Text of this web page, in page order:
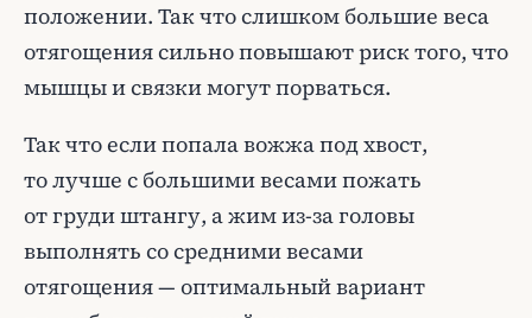
положении. Так что слишком большие веса
отягощения сильно повышают риск того, что
мышцы и связки могут порваться.
Так что если попала вожжа под хвост,
то лучше с большими весами пожать
от груди штангу, а жим из-за головы
выполнять со средними весами
отягощения — оптимальный вариант